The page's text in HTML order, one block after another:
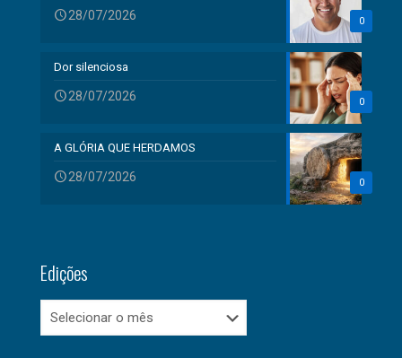
0
28/07/2026
0
Dor silenciosa
28/07/2026
0
A GLÓRIA QUE HERDAMOS
28/07/2026
Edições
Edições